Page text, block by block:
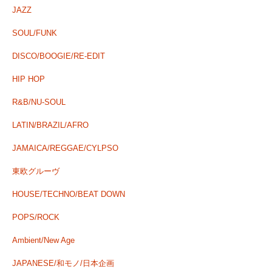
JAZZ
SOUL/FUNK
DISCO/BOOGIE/RE-EDIT
HIP HOP
R&B/NU-SOUL
LATIN/BRAZIL/AFRO
JAMAICA/REGGAE/CYLPSO
東欧グルーヴ
HOUSE/TECHNO/BEAT DOWN
POPS/ROCK
Ambient/New Age
JAPANESE/和モノ/日本企画